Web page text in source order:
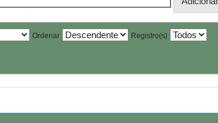
Ordenar Registro(s)